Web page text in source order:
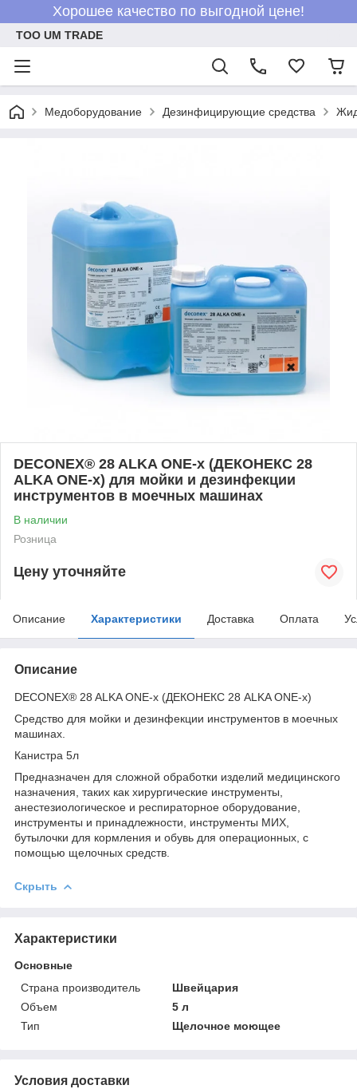
Хорошее качество по выгодной цене!
ТОО UM TRADE
Медоборудование Дезинфицирующие средства
DECONEX® 28 ALKA ONE-x (ДЕКОНЕКС 28
ALKA ONE-x) для мойки и дезинфекции
инструментов в моечных машинах
В наличии
Розница
Цену уточняйте
Описание Характеристики Доставка Оплата
Описание
DECONEX® 28 ALKA ONE-x (ДЕКОНЕКС 28 ALKA ONE-x)
Средство для мойки и дезинфекции инструментов в моечных
машинах.
Канистра 5л
Предназначен для сложной обработки изделий медицинского
назначения, таких как хирургические инструменты,
анестезиологическое и респираторное оборудование,
инструменты и принадлежности, инструменты МИХ,
бутылочки для кормления и обувь для операционных, с
помощью щелочных средств.
Скрыть
Характеристики
Основные
Страна производитель
Швейцария
Объем
5 л
Тип
Щелочное моющее
Условия доставки